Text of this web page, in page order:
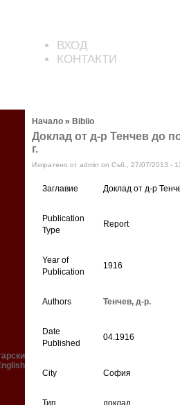
ВХОД
КОНТАКТИ
Начало » Biblio
Доклад от д-р Тенчев до
г.
Изпратено от admin on Съб., 27/07/2013 -
Заглавие Доклад от д-р
Publication
Type
Report
Year of
Publication
1916
Authors Тенчев, д-р.
Date
Published
04.1916
City София